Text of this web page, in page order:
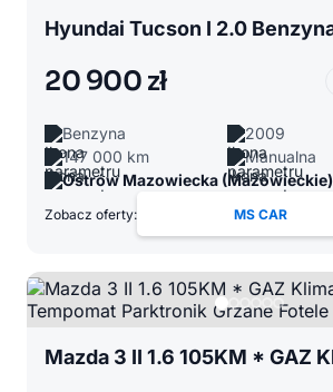
20 900 zł
Benzyna
2009
147 000 km
Manualna
Ostrów Mazowiecka (Mazowieckie)
Zobacz oferty: MS CAR